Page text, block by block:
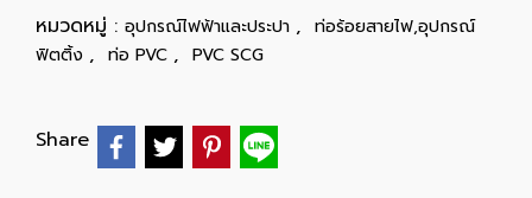
หมวดหมู่ : อุปกรณ์ไฟฟ้าและประปา , ท่อร้อยสายไฟ,อุปกรณ์
ฟิตติ้ง , ท่อ PVC , PVC SCG
Share